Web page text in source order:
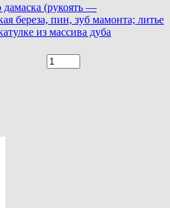
(рукоять —
береза, пин, зуб мамонта; литье
из массива дуба